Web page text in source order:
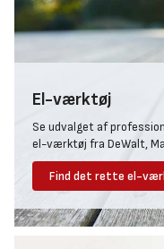
El-værktøj
Se udvalget af
el-værktøj fra DeWalt,
Find det rette el-